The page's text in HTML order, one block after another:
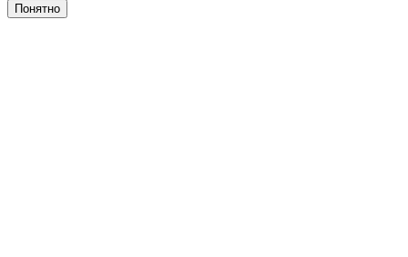
Понятно